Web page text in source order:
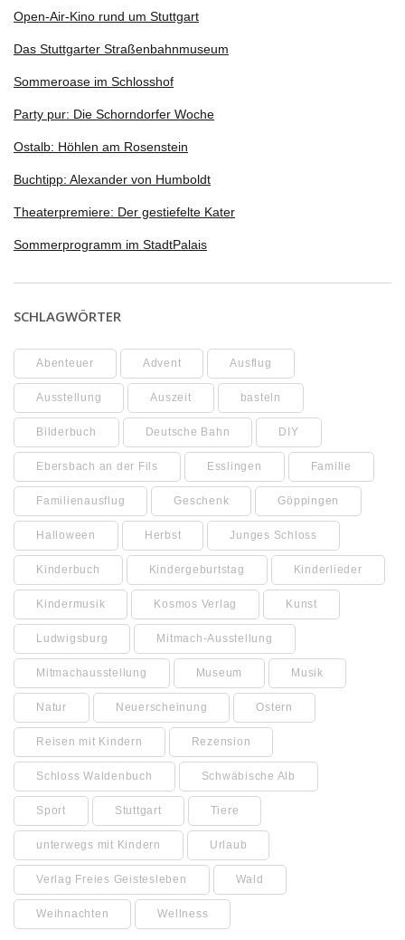
Open-Air-Kino rund um Stuttgart
Das Stuttgarter Straßenbahnmuseum
Sommeroase im Schlosshof
Party pur: Die Schorndorfer Woche
Ostalb: Höhlen am Rosenstein
Buchtipp: Alexander von Humboldt
Theaterpremiere: Der gestiefelte Kater
Sommerprogramm im StadtPalais
SCHLAGWÖRTER
Abenteuer Advent Ausflug
Ausstellung Auszeit basteln
Bilderbuch Deutsche Bahn DIY
Ebersbach an der Fils Esslingen Familie
Familienausflug Geschenk Göppingen
Halloween Herbst Junges Schloss
Kinderbuch Kindergeburtstag Kinderlieder
Kindermusik Kosmos Verlag Kunst
Ludwigsburg Mitmach-Ausstellung
Mitmachausstellung Museum Musik
Natur Neuerscheinung Ostern
Reisen mit Kindern Rezension
Schloss Waldenbuch Schwäbische Alb
Sport Stuttgart Tiere
unterwegs mit Kindern Urlaub
Verlag Freies Geistesleben Wald
Weihnachten Wellness